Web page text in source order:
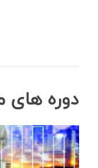
دوره های